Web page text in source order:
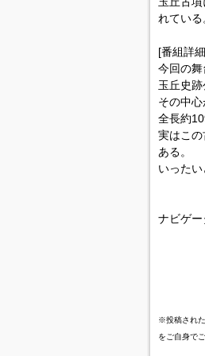
れている
[番組詳
今回の舞
玉丘史
その中心
全長約
実はこ
ある。
いった
ナビゲ
※投稿され
をご自身で